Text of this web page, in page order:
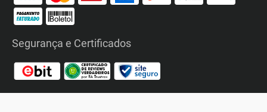
Segurança e Certificados